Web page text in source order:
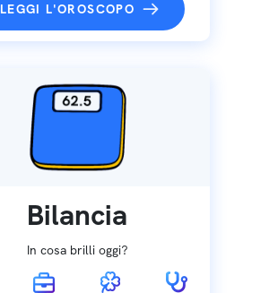
LEGGI L'OROSCOPO
Bilancia
In cosa brilli oggi?